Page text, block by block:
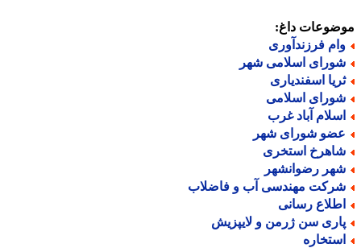
داغ:
فرزندآوری
اسلامی شهر
اسفندیاری
اسلامی
آباد غرب
شورای شهر
استخری
رضوانشهر
مهندسی آب و فاضلاب
رسانی
سن ژرمن و لایپزیش